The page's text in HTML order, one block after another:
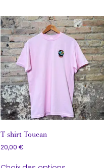
T-shirt Toucan
20,00 €